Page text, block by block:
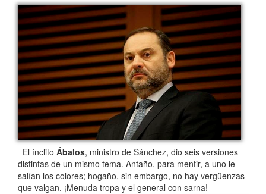
El ínclito Ábalos, ministro de Sánchez, dio seis versiones
distintas de un mismo tema. Antaño, para mentir, a uno le
salían los colores; hogaño, sin embargo, no hay vergüenzas
que valgan. ¡Menuda tropa y el general con sarna!